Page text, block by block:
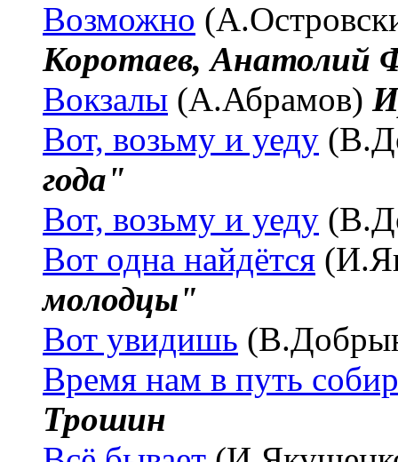
Возможно
Коротаев, Анатолий
Вокзалы (А.Абрамов)
Вот, возьму и уеду
года"
Вот, возьму и уеду
Вот одна найдётся
молодцы"
Вот увидишь
Время нам в путь
Трошин